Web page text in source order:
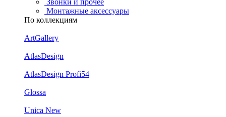
Монтажные аксессуары
По коллекциям
ArtGallery
AtlasDesign
AtlasDesign Profi54
Glossa
Unica New